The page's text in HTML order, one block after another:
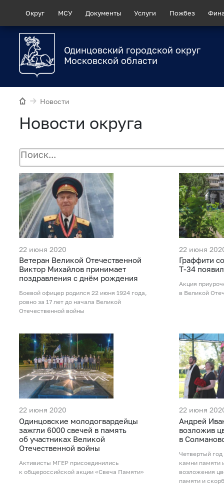
Округ МСУ Документы Услуги Пожбез
Одинцовский городской округ
Московской области
Новости
Новости округа
22 июня 2020
Ветеран Великой Отечественной
Виктор Михайлов принимает
поздравления с днём рождения
Боевой офицер родился 22 июня 1924 года,
ровно за 17 лет до начала Великой
Отечественной войны
22 июня
Граффити
Т-34
Акция
в Великой
22 июня 2020
Одинцовские молодогвардейцы
зажгли 6000 свечей в память
об участниках Великой
Отечественной войны
Активисты МГЕР присоединились
к общероссийской акции «Свеча Памяти»
22 июня
Андрей
возложив
в
Четвертый
камни памяти
возложения
памяти и